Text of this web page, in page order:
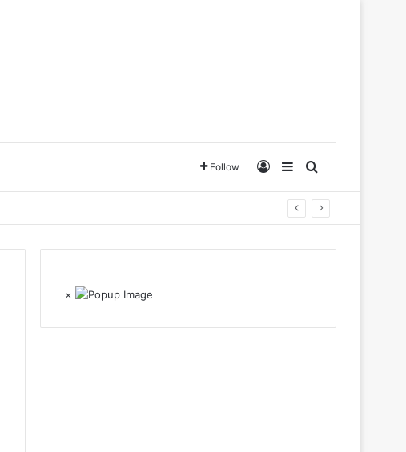
Follow Log InSidebarSearch for
×